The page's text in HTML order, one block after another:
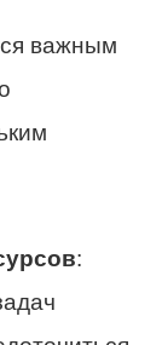
важным
: